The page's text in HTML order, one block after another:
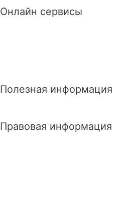
Онлайн сервисы
Полезная информация
Правовая информация